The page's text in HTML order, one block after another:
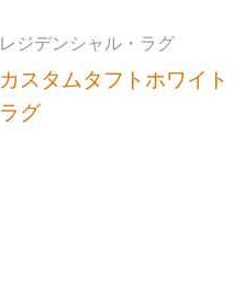
レジデンシャル・ラグ
カスタムタフトホワイト
ラグ